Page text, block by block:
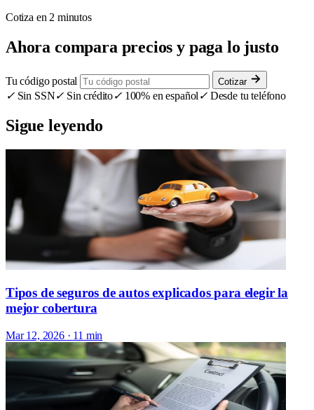
Cotiza en 2 minutos
Ahora compara precios y paga lo justo
Tu código postal Cotizar
✓Sin SSN✓ Sin crédito✓100% en español ✓Desde tu teléfono
Sigue leyendo
Tipos de seguros de autos explicados para elegir la
mejor cobertura
Mar 12, 2026 · 11 min